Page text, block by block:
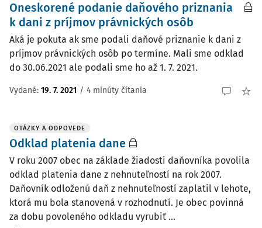
Oneskorené podanie daňového priznania
k dani z príjmov právnických osôb
Aká je pokuta ak sme podali daňové priznanie k dani z
príjmov právnických osôb po termíne. Mali sme odklad
do 30.06.2021 ale podali sme ho až 1. 7. 2021.
Vydané: 19. 7. 2021 / 4 minúty čítania
OTÁZKY A ODPOVEDE
Odklad platenia dane
V roku 2007 obec na základe žiadosti daňovníka povolila
odklad platenia dane z nehnuteľností na rok 2007.
Daňovník odloženú daň z nehnuteľností zaplatil v lehote,
ktorá mu bola stanovená v rozhodnutí. Je obec povinná
za dobu povoleného odkladu vyrubiť ...